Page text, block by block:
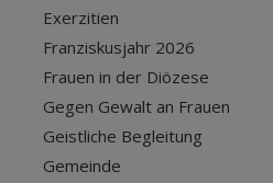
Exerzitien
Franziskusjahr 2026
Frauen in der Diözese
Gegen Gewalt an Frauen
Geistliche Begleitung
Gemeinde